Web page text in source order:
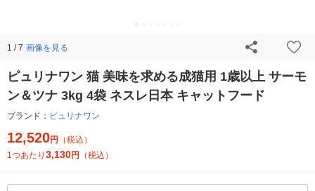
1 / 7 画像を見る
ピュリナワン 猫 美味を求める成猫用 1歳以上 サーモ
ン＆ツナ 3kg 4袋 ネスレ日本 キャットフード
ブランド： ピュリナワン
12,520円
（税込）
1つあたり 3,130円 （税込）